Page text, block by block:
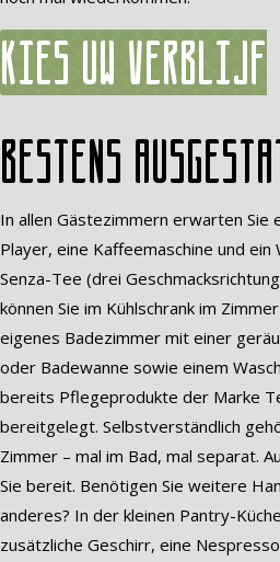
Kies uw verblijf
Bestens
In allen Gästezimmern erwarten Sie
Player, eine Kaffeemaschine und
Senza-Tee (drei
können Sie im Kühlschrank im
eigenes Badezimmer mit einer
oder Badewanne sowie einem
bereits Pflegeprodukte der Marke
bereitgelegt. Selbstverständlich
Zimmer – mal im Bad, mal separat.
Sie bereit. Benötigen Sie weitere
anderes? In der kleinen Pantry-
zusätzliche Geschirr, eine